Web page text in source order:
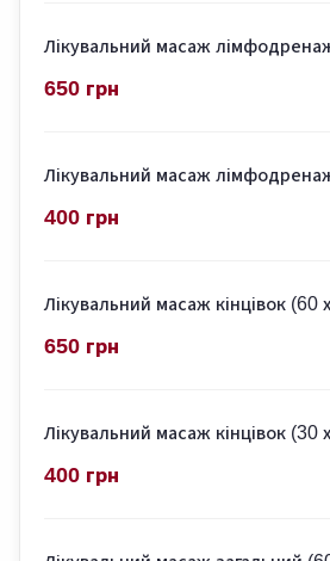
Лікувальний масаж
650 грн
Лікувальний масаж
400 грн
Лікувальний масаж кінцівок (60
650 грн
Лікувальний масаж кінцівок (30
400 грн